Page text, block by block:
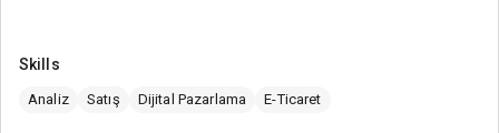
Skills
Analiz Satış Dijital Pazarlama E-Ticaret